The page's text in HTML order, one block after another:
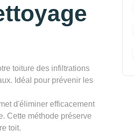
toiture des infiltrations
Idéal pour prévenir les
d'éliminer efficacement
Cette méthode préserve
toit.